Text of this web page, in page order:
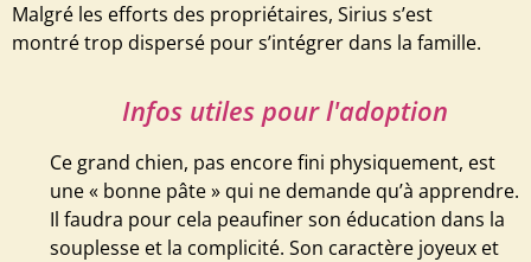
Malgré les efforts des propriétaires, Sirius s’est
montré trop dispersé pour s’intégrer dans la famille.
Infos utiles pour l'adoption
Ce grand chien, pas encore fini physiquement, est
une « bonne pâte » qui ne demande qu’à apprendre.
Il faudra pour cela peaufiner son éducation dans la
souplesse et la complicité. Son caractère joyeux et